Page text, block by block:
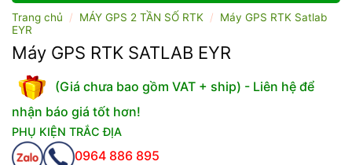
Trang chủ / MÁY GPS 2 TẦN SỐ RTK /
Máy GPS RTK Satlab
EYR
Máy GPS RTK SATLAB EYR
(Giá chưa bao gồm VAT + ship) - Liên hệ để
nhận báo giá tốt hơn!
PHỤ KIỆN TRẮC ĐỊA
0964 886 895